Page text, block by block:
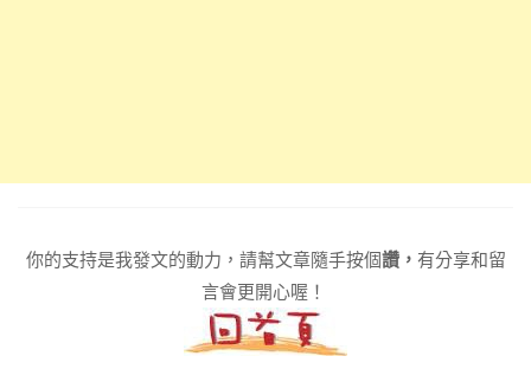
你的支持是我發文的動力，請幫文章隨手按個讚， 有分享和留
言會更開心喔！